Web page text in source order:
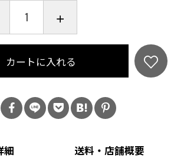
カートに入れる
細 送料・店舗概要